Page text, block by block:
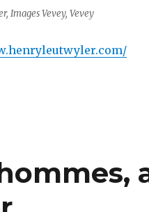
Images Vevey, Vevey